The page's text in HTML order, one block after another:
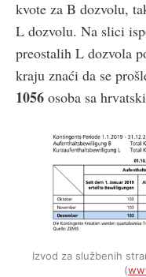
kvote za B dozvolu,
L dozvolu. Na slici
preostalih L dozvola
kraju znaći da se
1056 osoba sa
Izvod za službenih
(